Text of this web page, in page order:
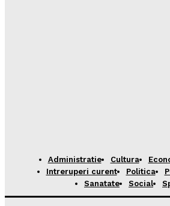
Administratie Cultura
Intreruperi curent
Politica
Sanatate
Social